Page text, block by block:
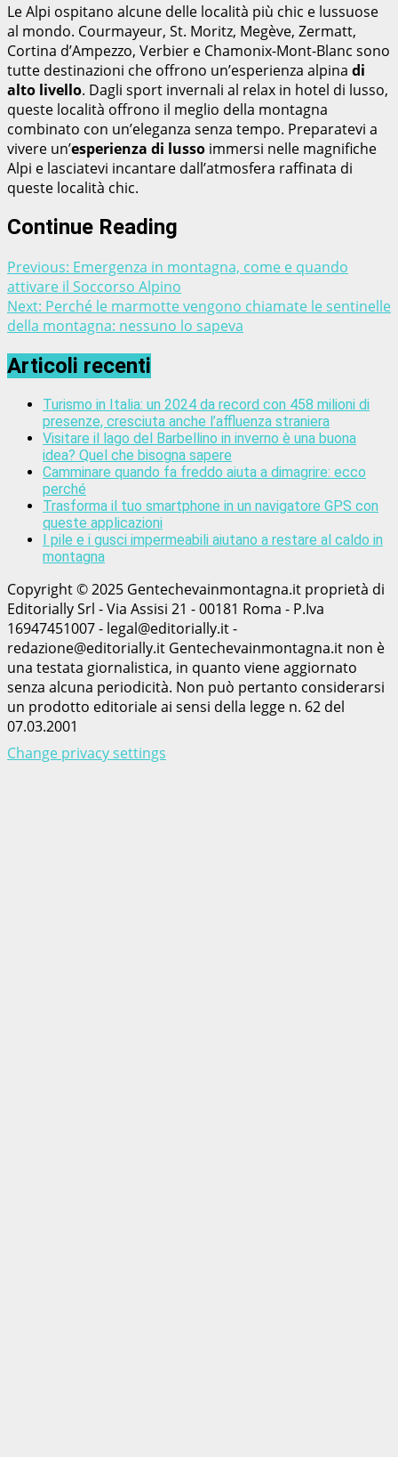
Le Alpi ospitano alcune delle località più chic e lussuose
al mondo. Courmayeur, St. Moritz, Megève, Zermatt,
Cortina d’Ampezzo, Verbier e Chamonix-Mont-Blanc sono
tutte destinazioni che offrono un’esperienza alpina di
alto livello. Dagli sport invernali al relax in hotel di lusso,
queste località offrono il meglio della montagna
combinato con un’eleganza senza tempo. Preparatevi a
vivere un’esperienza di lusso immersi nelle magnifiche
Alpi e lasciatevi incantare dall’atmosfera raffinata di
queste località chic.
Continue Reading
Previous: Emergenza in montagna, come e quando
attivare il Soccorso Alpino
Next: Perché le marmotte vengono chiamate le sentinelle
della montagna: nessuno lo sapeva
Articoli recenti
Turismo in Italia: un 2024 da record con 458 milioni di
presenze, cresciuta anche l’affluenza straniera
Visitare il lago del Barbellino in inverno è una buona
idea? Quel che bisogna sapere
Camminare quando fa freddo aiuta a dimagrire: ecco
perché
Trasforma il tuo smartphone in un navigatore GPS con
queste applicazioni
I pile e i gusci impermeabili aiutano a restare al caldo in
montagna
Copyright © 2025 Gentechevainmontagna.it proprietà di
Editorially Srl - Via Assisi 21 - 00181 Roma - P.Iva
16947451007 - legal@editorially.it -
redazione@editorially.it Gentechevainmontagna.it non è
una testata giornalistica, in quanto viene aggiornato
senza alcuna periodicità. Non può pertanto considerarsi
un prodotto editoriale ai sensi della legge n. 62 del
07.03.2001
Change privacy settings